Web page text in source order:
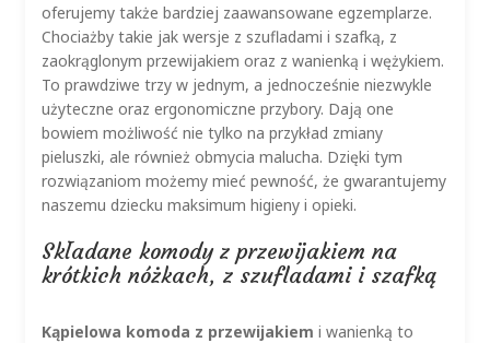
oferujemy także bardziej zaawansowane egzemplarze.
Chociażby takie jak wersje z szufladami i szafką, z
zaokrąglonym przewijakiem oraz z wanienką i wężykiem.
To prawdziwe trzy w jednym, a jednocześnie niezwykle
użyteczne oraz ergonomiczne przybory. Dają one
bowiem możliwość nie tylko na przykład zmiany
pieluszki, ale również obmycia malucha. Dzięki tym
rozwiązaniom możemy mieć pewność, że gwarantujemy
naszemu dziecku maksimum higieny i opieki.
Składane komody z przewijakiem na
krótkich nóżkach, z szufladami i szafką
Kąpielowa komoda z przewijakiem i wanienką to